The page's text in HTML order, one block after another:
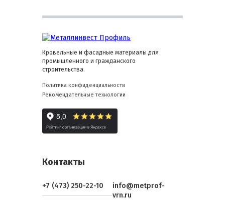
Кровельные и фасадные материалы для
промышленного и гражданского
строительства.
Политика конфиденциальности
Рекомендательные технологии
Контакты
+7 (473) 250-22-10
info@metprof-
vrn.ru